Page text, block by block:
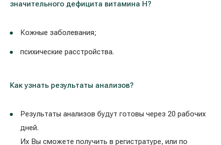
значительного дефицита витамина H?
Кожные заболевания;
психические расстройства.
Как узнать результаты анализов?
Результаты анализов будут готовы через 20 рабочих
дней.
Их Вы сможете получить в регистратуре, или по